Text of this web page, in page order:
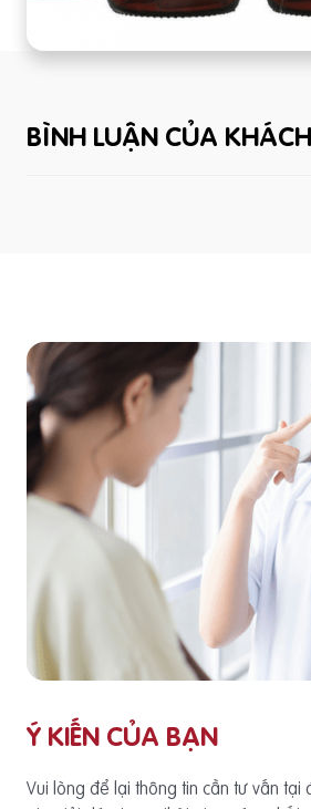
BÌNH LUẬN CỦA
Ý KIẾN CỦA BẠN
Vui lòng để lại thông tin cần tư vấn tại